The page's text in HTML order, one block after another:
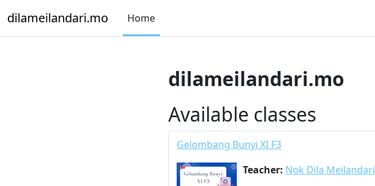
dilameilandari.mo Home
dilameilandari.mo
Available classes
Gelombang Bunyi XI F3
Teacher: Nok Dila Meilandari